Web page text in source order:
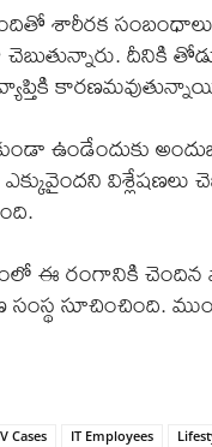
శారీరక
దీనికి
ఉండేందుకు
ఈ రంగానికి
సూచించింది.
Cases IT Employees